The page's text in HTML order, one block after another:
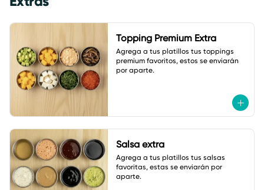
Topping Premium Extra
Agrega a tus platillos tus toppings
premium favoritos, estos se enviarán
por aparte.
Salsa extra
Agrega a tus platillos tus salsas
favoritas, estas se enviarán por
aparte.